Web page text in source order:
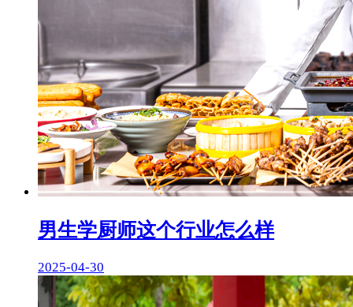
男生学厨师这个行业怎么样
2025-04-30